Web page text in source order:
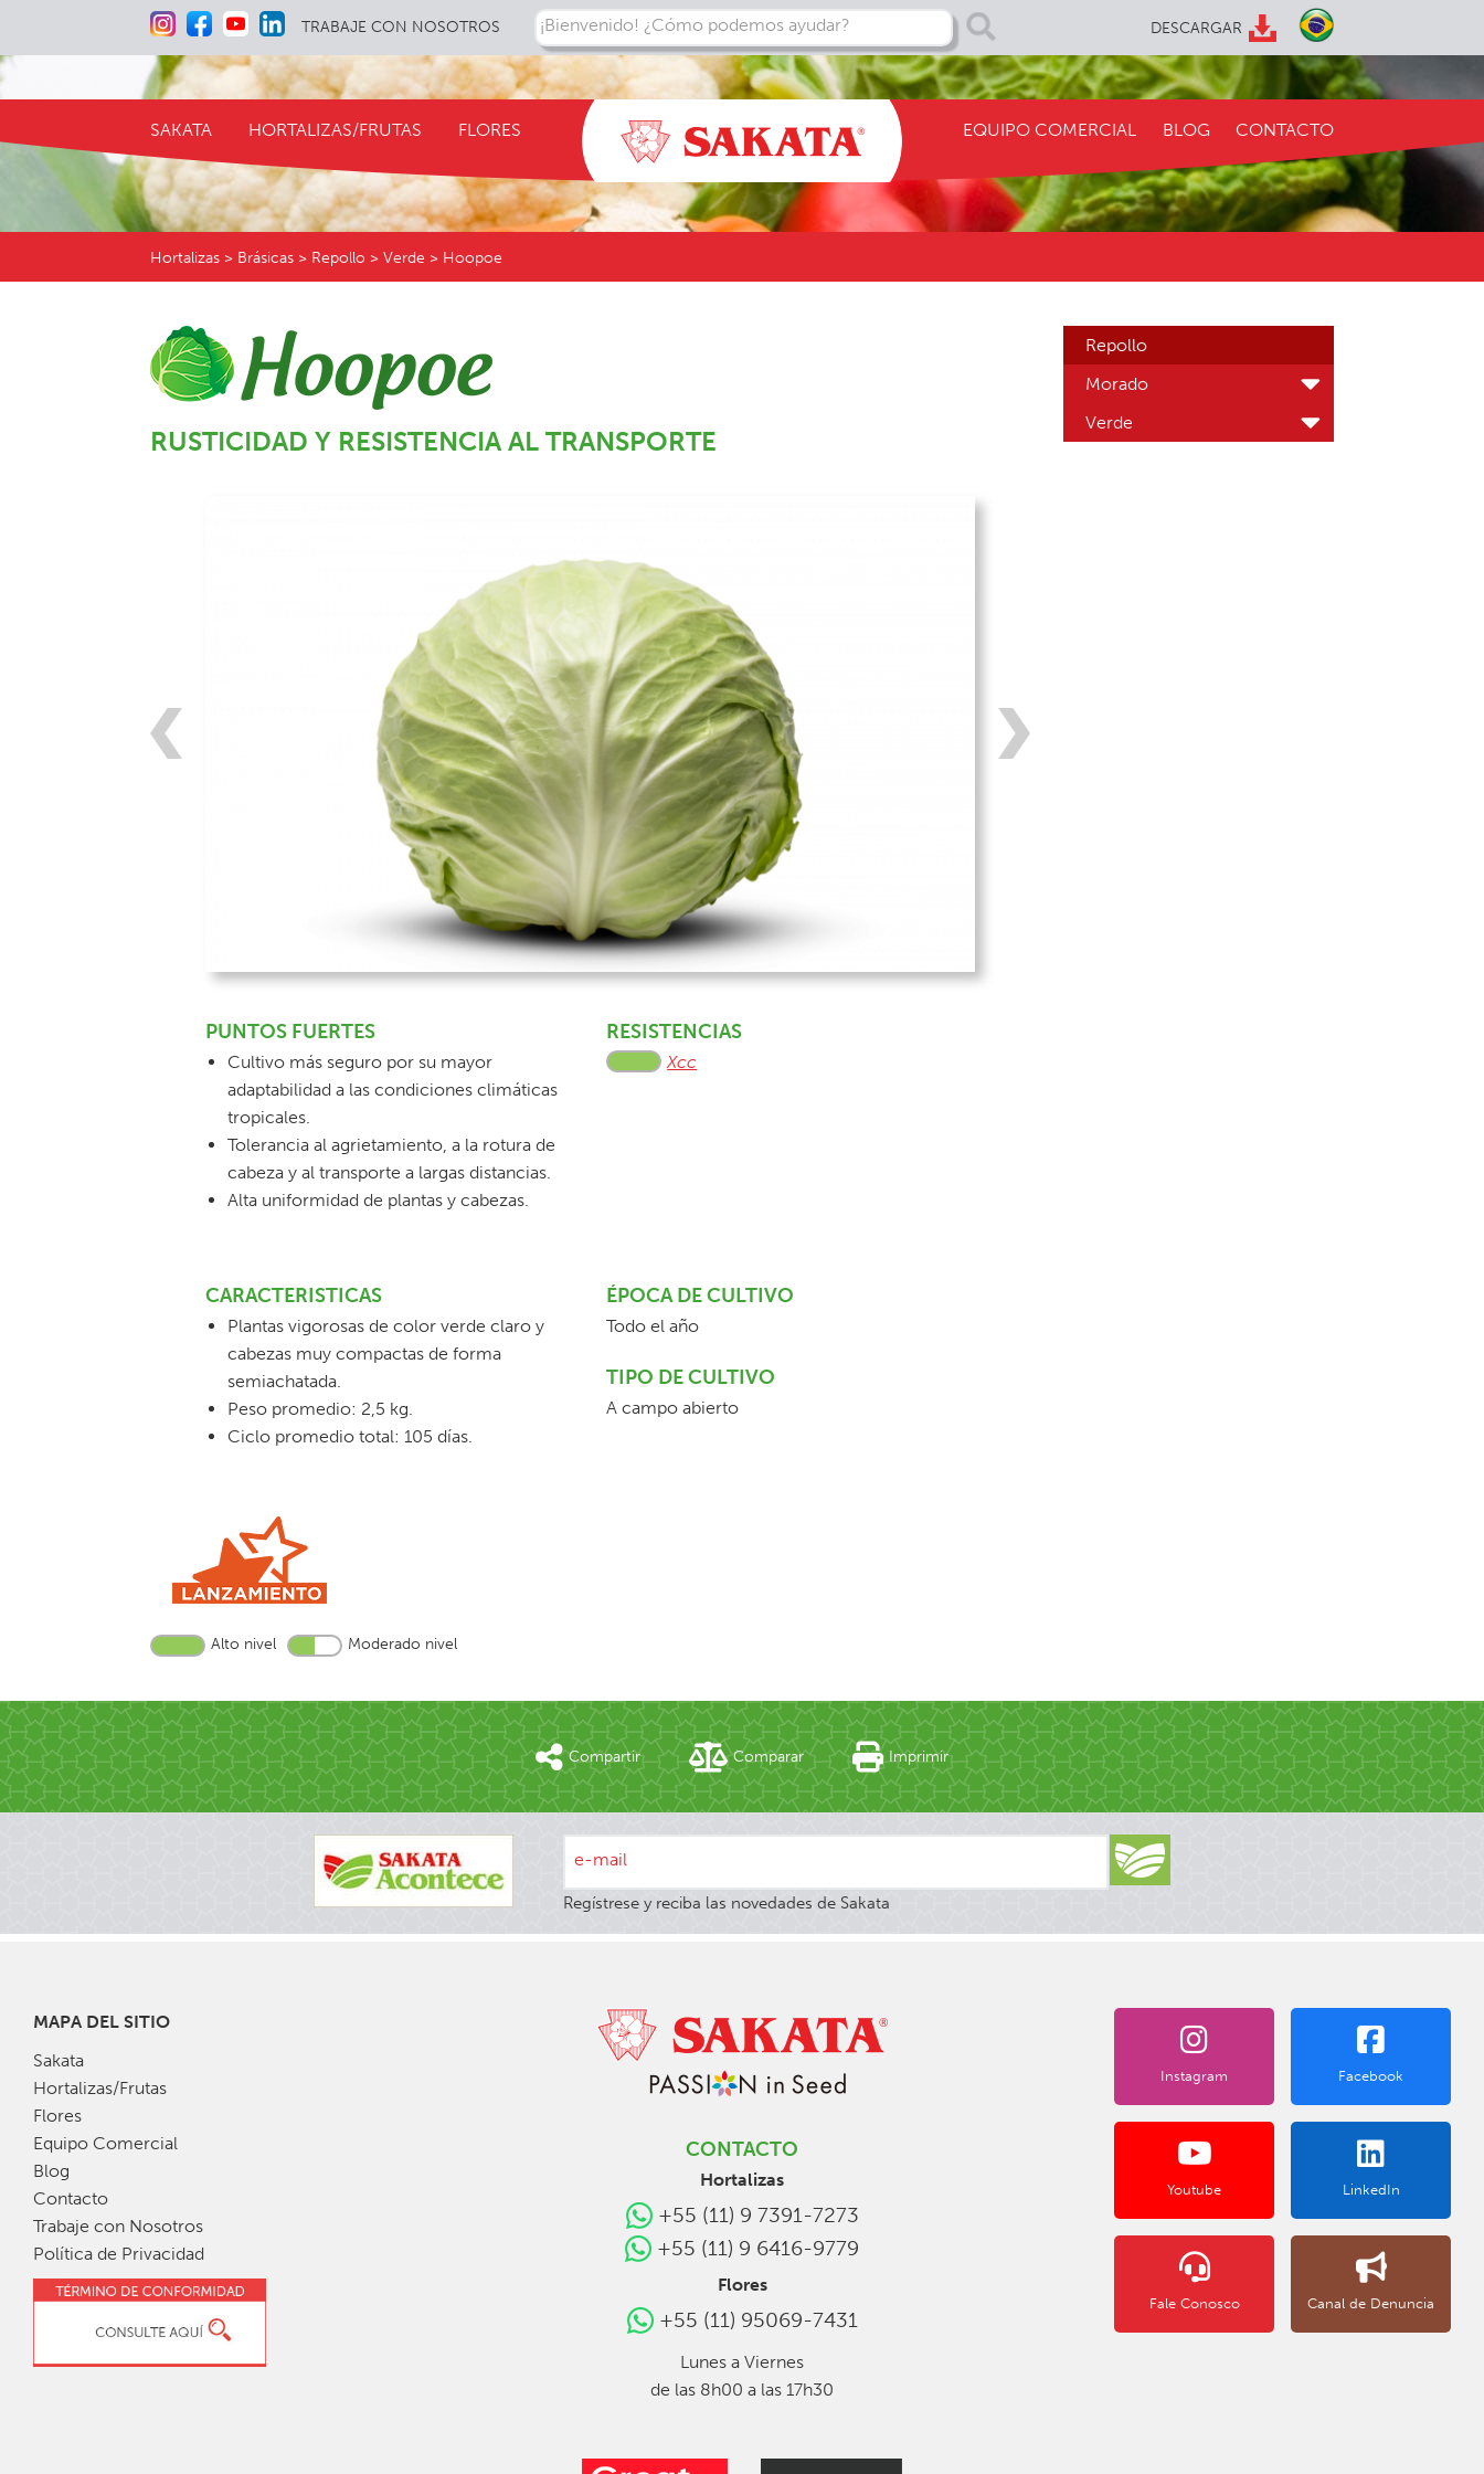
TRABAJE CON NOSOTROS ¡Bienvenido! ¿Cómo podemos ayudar? DESCARGAR
SAKATA HORTALIZAS/FRUTAS FLORES EQUIPO COMERCIAL BLOG CONTACTO
Hortalizas > Brásicas > Repollo > Verde > Hoopoe
RUSTICIDAD Y RESISTENCIA AL TRANSPORTE
PUNTOS FUERTES
Cultivo más seguro por su mayor
adaptabilidad a las condiciones climáticas
tropicales.
Tolerancia al agrietamiento, a la rotura de
cabeza y al transporte a largas distancias.
Alta uniformidad de plantas y cabezas.
RESISTENCIAS
Xcc
CARACTERISTICAS
Plantas vigorosas de color verde claro y
cabezas muy compactas de forma
semiachatada.
Peso promedio: 2,5 kg.
Ciclo promedio total: 105 días.
ÉPOCA DE CULTIVO
Todo el año
TIPO DE CULTIVO
A campo abierto
Alto nivel Moderado nivel
Repollo
Morado
Verde
Compartir Comparar Imprimir
e-mail
Regístrese y reciba las novedades de Sakata
MAPA DEL SITIO
Sakata
Hortalizas/Frutas
Flores
Equipo Comercial
Blog
Contacto
Trabaje con Nosotros
Política de Privacidad
CONTACTO
Hortalizas
+55 (11) 9 7391-7273
+55 (11) 9 6416-9779
Flores
+55 (11) 95069-7431
Lunes a Viernes
de las 8h00 a las 17h30
Instagram Facebook
Youtube LinkedIn
Fale Conosco Canal de Denuncia